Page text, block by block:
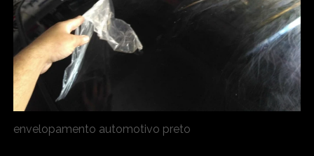
envelopamento automotivo preto